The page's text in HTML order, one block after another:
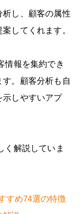
し、顧客の属性
してくれます。
情報を集約でき
。顧客分析も自
示しやすいアプ
く解説していま
すめ74選の特徴